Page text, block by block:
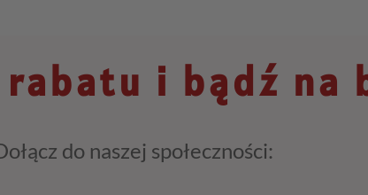
i bądź na
do naszej społeczności: